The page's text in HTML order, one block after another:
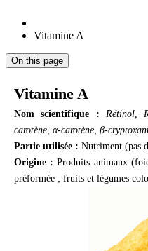
Vitamine A
On this page
Vitamine A
Nom scientifique :
Rétinol,
carotène, α-carotène, β-
Partie utilisée : Nutriment (pas
Origine : Produits animaux
préformée ; fruits et légumes